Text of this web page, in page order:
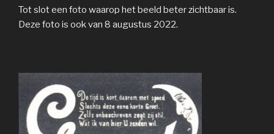
Tot slot een foto waarop het beeld beter zichtbaar is.
Deze foto is ook van 8 augustus 2022.